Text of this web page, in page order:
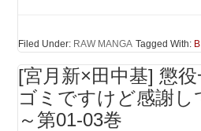
Filed Under: RAW MANGA Tagged With:
[宮月新×田中基] 懲
ゴミですけど感謝し
～第01-03巻